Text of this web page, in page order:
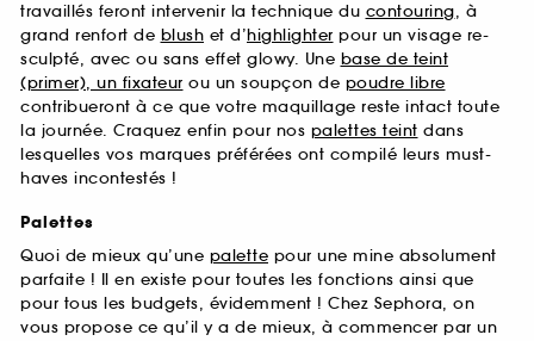
travaillés feront intervenir la technique du contouring, à
grand renfort de blush et d’highlighter pour un visage re-
sculpté, avec ou sans effet glowy. Une base de teint
(primer), un fixateur ou un soupçon de poudre libre
contribueront à ce que votre maquillage reste intact toute
la journée. Craquez enfin pour nos palettes teint dans
lesquelles vos marques préférées ont compilé leurs must-
haves incontestés !
Palettes
Quoi de mieux qu’une palette pour une mine absolument
parfaite ! Il en existe pour toutes les fonctions ainsi que
pour tous les budgets, évidemment ! Chez Sephora, on
vous propose ce qu’il y a de mieux, à commencer par un